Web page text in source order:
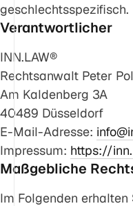
geschlechtsspezifisch.
Verantwortlicher
INN.LAW®
Rechtsanwalt Peter
Am Kaldenberg 3A
40489 Düsseldorf
E-Mail-Adresse:
Impressum: https://
Maßgebliche
Im Folgenden